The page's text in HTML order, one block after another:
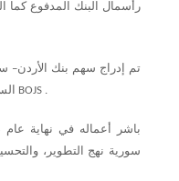
تم إدراج سهم بنك الأردن–
السوق الموازي بتاريخ 23/6/2010، تحت الرمز BOJS .
سورية نهج التطوير،